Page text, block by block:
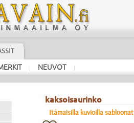
| NEUVOT |
kaksoisaurinko
Itämaisilla kuvioilla sabloonat